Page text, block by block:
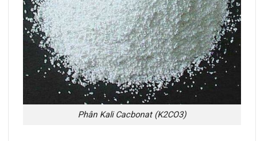
Phân Kali Cacbonat (K2CO3)